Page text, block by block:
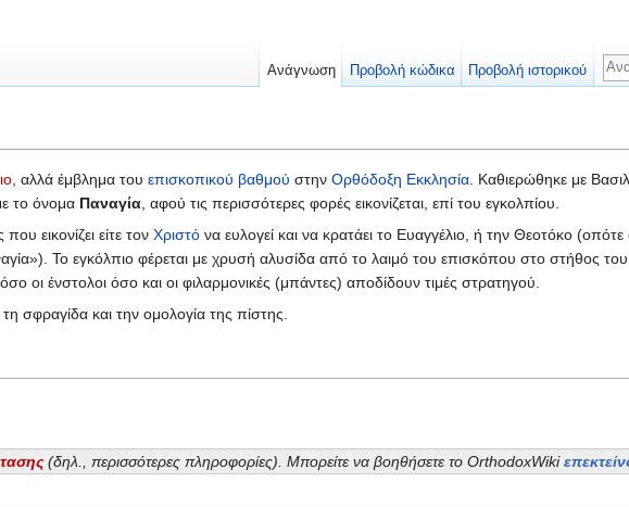
, αλλά έμβλημα του επισκοπικού βαθμού στην Ορθόδοξη Εκκλησία. Καθιερώθηκε με
το όνομα Παναγία, αφού τις περισσότερες φορές εικονίζεται, επί του εγκολπίου.
εικονίζει είτε τον Χριστό να ευλογεί και να κρατάει το Ευαγγέλιο, ή την Θεοτόκο
Το εγκόλπιο φέρεται με χρυσή αλυσίδα από το λαιμό του επισκόπου στο στήθος του
οι ένστολοι όσο και οι φιλαρμονικές (μπάντες) αποδίδουν τιμές στρατηγού.
σφραγίδα και την ομολογία της πίστης.
(δηλ., περισσότερες πληροφορίες). Μπορείτε να βοηθήσετε το OrthodoxWiki
Ανάγνωση Προβολή κώδικα Προβολή ιστορικού